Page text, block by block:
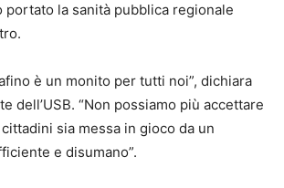
portato la sanità pubblica regionale
è un monito per tutti noi”, dichiara
dell’USB. “Non possiamo più accettare
sia messa in gioco da un
e disumano”.